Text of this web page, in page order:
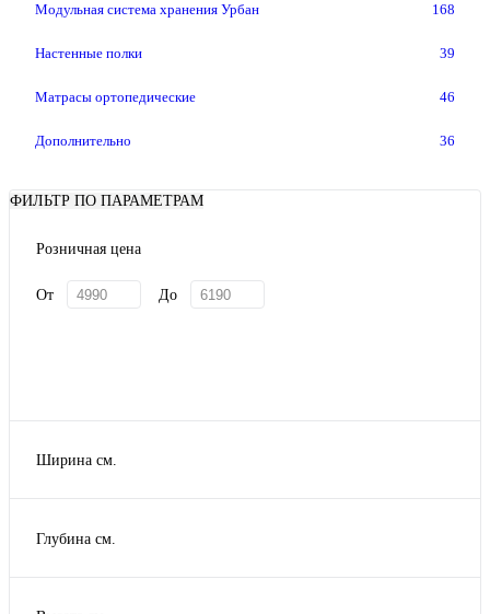
Модульная система хранения Урбан 168
Настенные полки 39
Матрасы ортопедические 46
Дополнительно 36
ФИЛЬТР ПО ПАРАМЕТРАМ
Розничная цена
От До
Ширина см.
Глубина см.